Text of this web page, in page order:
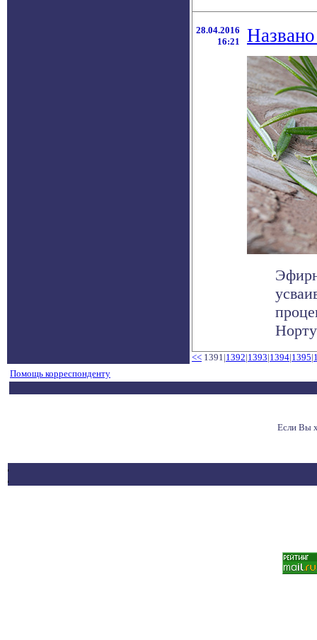
28.04.2016
16:21
<< 1391|1392|1393|1394|1395|
Помощь корреспонденту
Если Вы